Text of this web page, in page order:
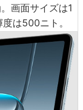
画面サイズは1
は500ニト。